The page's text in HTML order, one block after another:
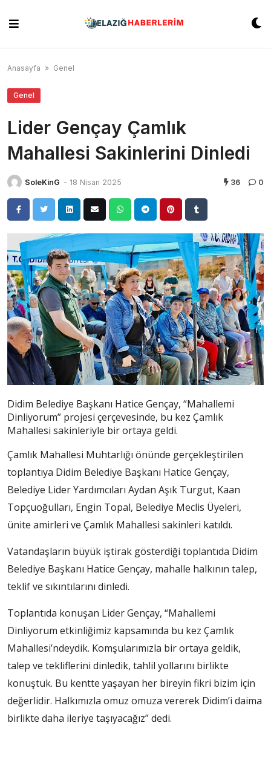
content
Anasayfa » Genel
Genel
Lider Gençay Çamlık
Mahallesi Sakinlerini Dinledi
SoleKinG - 18 Nisan 2025 36 0
Didim Belediye Başkanı Hatice Gençay, “Mahallemi
Dinliyorum” projesi çerçevesinde, bu kez Çamlık
Mahallesi sakinleriyle bir ortaya geldi.
Çamlık Mahallesi Muhtarlığı önünde gerçekleştirilen
toplantıya Didim Belediye Başkanı Hatice Gençay,
Belediye Lider Yardımcıları Aydan Aşık Turgut, Kaan
Topçuoğulları, Engin Topal, Belediye Meclis Üyeleri,
ünite amirleri ve Çamlık Mahallesi sakinleri katıldı.
Vatandaşların büyük iştirak gösterdiği toplantıda Didim
Belediye Başkanı Hatice Gençay, mahalle halkının talep,
teklif ve sıkıntılarını dinledi.
Toplantıda konuşan Lider Gençay, “Mahallemi
Dinliyorum etkinliğimiz kapsamında bu kez Çamlık
Mahallesi’ndeydik. Komşularımızla bir ortaya geldik,
talep ve tekliflerini dinledik, tahlil yollarını birlikte
konuştuk. Bu kentte yaşayan her bireyin fikri bizim için
değerlidir. Halkımızla omuz omuza vererek Didim’i daima
birlikte daha ileriye taşıyacağız” dedi.